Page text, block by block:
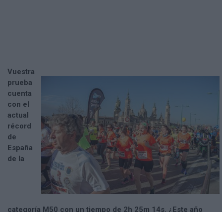
Vuestra
prueba
cuenta
con el
actual
récord
de
España
de la
categoría M50 con un tiempo de 2h 25m 14s. ¿Este año